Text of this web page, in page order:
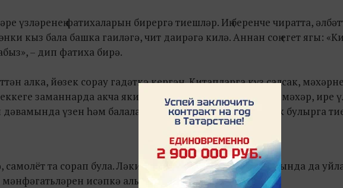
үзләренең фатихаларын бирергә тиешләр. Иң беренче чиратта,
кыз бала башка гаиләгә, чит даирәгә килә. Аннан соң егет ягы:
– дип фатиха бирә.
алка, йөзек сорау гадәткә кергән. Китапларга күз салсак,
заманнарда акча яки мал-туар сораганнар. Чөнки мәхәр, ире
дәвамында үзен һәм балаларын карап торырга җитәрлек булырга
та сорап була. Ләкин егет ягының матди хәле турында да
исәпкә алып бирелергә тиеш.